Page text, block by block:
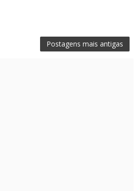
Postagens mais antigas